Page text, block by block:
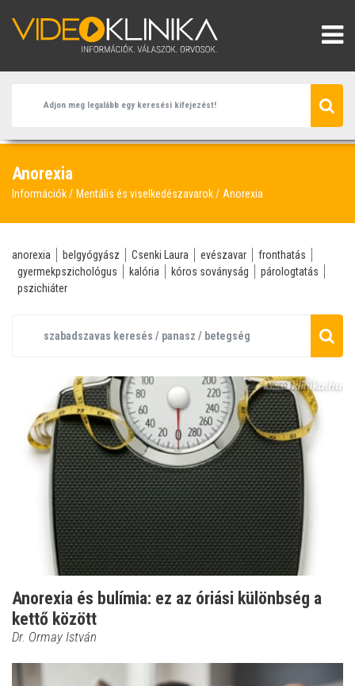
Anorexia
Információk Mentális és viselkedészavarok Anorexia
anorexia belgyógyász Csenki Laura evészavar
fronthatás
gyermekpszichológus
kalória kóros soványság
párologtatás
pszichiáter
Anorexia és bulímia: ez az óriási különbség a
kettő között
Dr. Ormay István